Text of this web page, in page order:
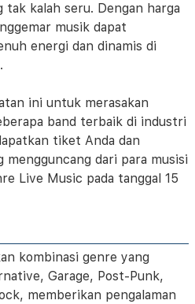
kalah seru. Dengan harga
musik dapat
energi dan dinamis di
ini untuk merasakan
band terbaik di industri
tiket Anda dan
mengguncang dari para musisi
Live Music pada tanggal 15
kombinasi genre yang
Garage, Post-Punk,
memberikan pengalaman